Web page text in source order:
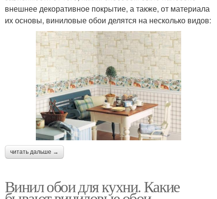
внешнее декоративное покрытие, а также, от материала
их основы, виниловые обои делятся на несколько видов:
читать дальше →
Винил обои для кухни. Какие